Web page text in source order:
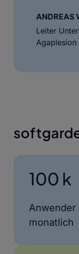
ANDREAS
Leiter
Agaplesion
100 k
monatlich